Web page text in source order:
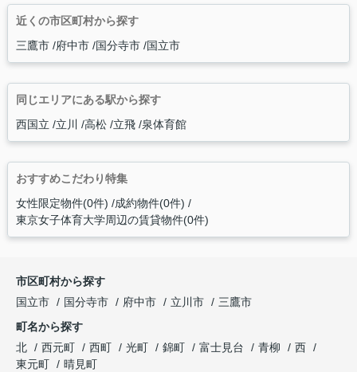
近くの市区町村から探す
三鷹市 府中市 国分寺市 国立市
同じエリアにある駅から探す
西国立 立川 高松 立飛 泉体育館
おすすめこだわり特集
女性限定物件(0件) 成約物件(0件)
東京女子体育大学周辺の賃貸物件(0件)
市区町村から探す
国立市
国分寺市 府中市 立川市
三鷹市
町名から探す
北
西元町 西町 光町 錦町 富士見台 青柳
西
東元町
晴見町